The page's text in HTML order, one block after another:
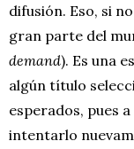
difusión. Eso, si
gran parte del
demand). Es una
algún título
esperados, pues
intentarlo